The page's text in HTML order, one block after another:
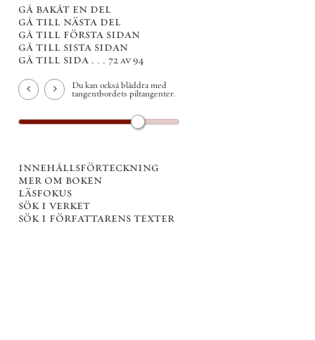
gå bakåt en del
gå till nästa del
gå till första sidan
gå till sista sidan
gå till sida . . . 72 av 94
Du kan också bläddra med
tangentbordets piltangenter.
innehållsförteckning
mer om boken
läsfokus
sök i verket
sök i författarens texter